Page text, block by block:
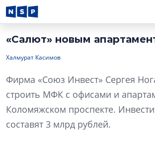
«Салют» новым
Халмурат Касимов
Фирма «Союз Инвест» Сергея
строить МФК с офисами и
Коломяжском проспекте.
составят 3 млрд рублей.